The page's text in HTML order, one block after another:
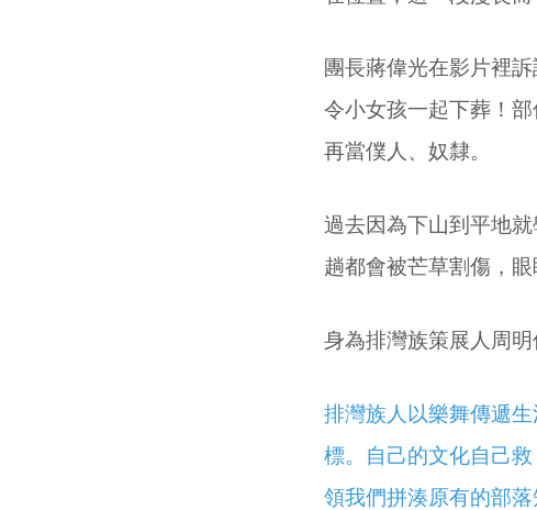
團長蔣偉光在影片裡
令小女孩一起下葬！
再當僕人、奴隸。
過去因為下山到平地
趟都會被芒草割傷，
身為排灣族策展人周
排灣族人以樂舞傳遞
標。自己的文化自己
領我們拼湊原有的部